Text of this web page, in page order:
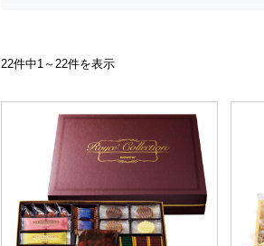
22件中1～22件を表示